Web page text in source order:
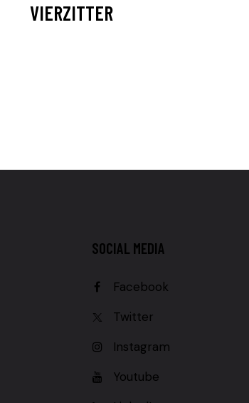
VIERZITTER
SOCIAL MEDIA
Facebook
Twitter
Instagram
Youtube